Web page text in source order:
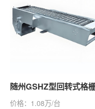
价格：1.08万/台